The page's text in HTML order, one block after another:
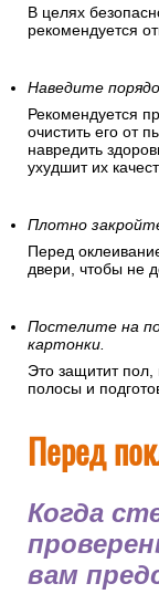
В целях
рекомендуется
Наведите
Рекомендуется
очистить его от
навредить
ухудшит их
Плотно
Перед
двери, чтобы не
Постелите на
картонки.
Это защитит пол,
полосы и
Перед
Когда
вам